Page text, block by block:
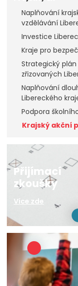
Naplňování
vzdělávání
Investice
Kraje pro
Strategický
zřizovaných
Naplňování
Libereckého
Podpora
Krajský akční
Přijímací
zkoušky
Více zde